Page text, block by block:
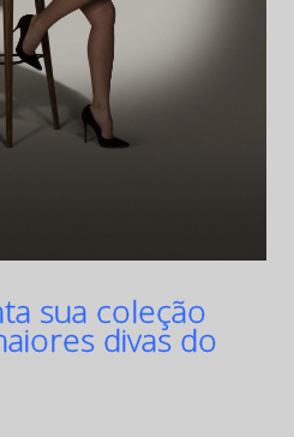
sua coleção
divas do